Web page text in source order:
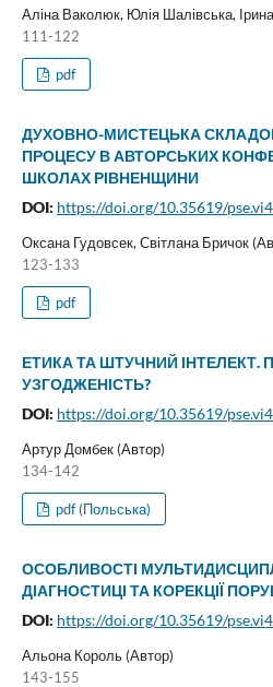
Аліна Ваколюк, Юлія Шалівська,
111-122
pdf
ДУХОВНО-МИСТЕЦЬКА
ПРОЦЕСУ В АВТОРСЬКИХ
ШКОЛАХ РІВНЕНЩИНИ
DOI: https://doi.org/10.35619/
Оксана Гудовсек, Світлана Бричок
123-133
pdf
ЕТИКА ТА ШТУЧНИЙ ІНТЕЛЕКТ.
УЗГОДЖЕНІСТЬ?
DOI: https://doi.org/10.35619/
Артур Домбек (Автор)
134-142
pdf (Польська)
ОСОБЛИВОСТІ
ДІАГНОСТИЦІ ТА КОРЕКЦІЇ
DOI: https://doi.org/10.35619/
Альона Король (Автор)
143-155